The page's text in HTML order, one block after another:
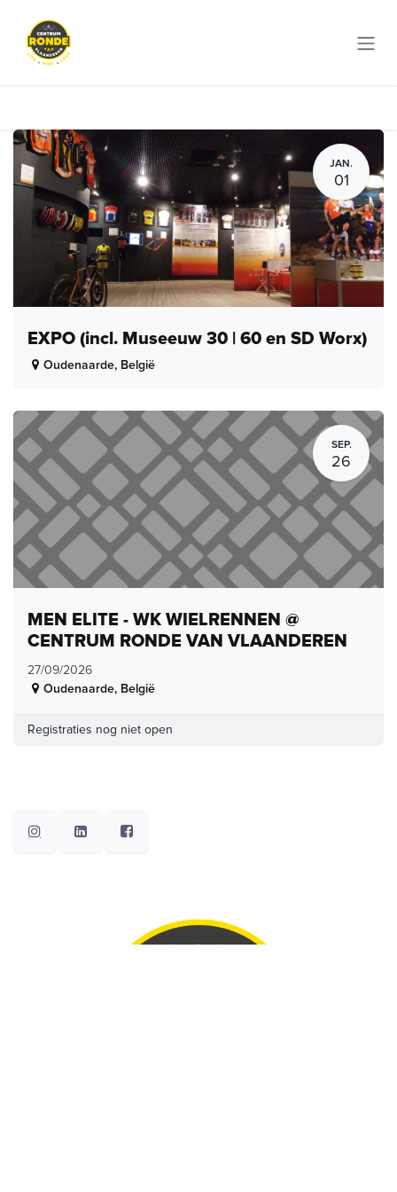
JAN.
01
EXPO (incl. Museeuw 30 | 60 en SD Worx)
Oudenaarde, België
SEP.
26
MEN ELITE - WK WIELRENNEN @
CENTRUM RONDE VAN VLAANDEREN
27/09/2026
Oudenaarde, België
Registraties nog niet open